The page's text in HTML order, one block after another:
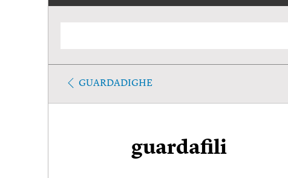
GUARDADIGHE
guardafili